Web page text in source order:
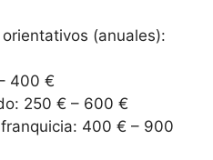
(anuales):
400 €
250 € – 600 €
400 € – 900